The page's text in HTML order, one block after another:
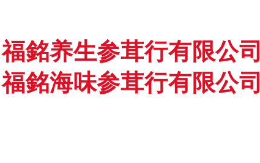
福銘养生参茸行有限公司
福銘海味参茸行有限公司